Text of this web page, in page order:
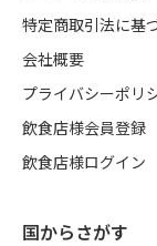
国からさがす
特定商取引法に基
会社概要
プライバシーポリ
飲食店様会員登録
飲食店様ログイン